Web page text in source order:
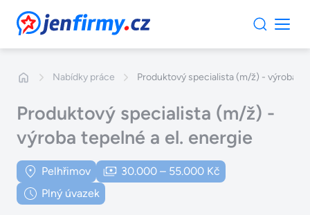
JenFirmy.cz
Nabídky práce Produktový specialista (m/ž) - výroba
Produktový specialista (m/ž) -
výroba tepelné a el. energie
Pelhřimov
30.000 – 55.000 Kč
Plný úvazek